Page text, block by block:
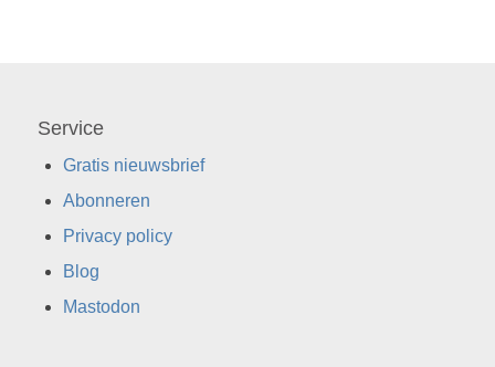
Service
Gratis nieuwsbrief
Abonneren
Privacy policy
Blog
Mastodon